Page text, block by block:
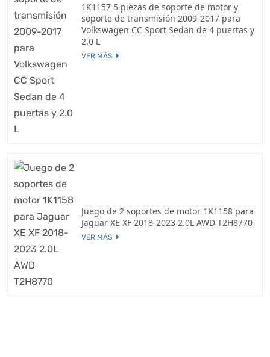
1K1157 5 piezas de soporte de motor y
soporte de transmisión 2009-2017 para
Volkswagen CC Sport Sedan de 4 puertas y
2.0 L
VER MÁS
Juego de 2 soportes de motor 1K1158 para
Jaguar XE XF 2018-2023 2.0L AWD T2H8770
VER MÁS